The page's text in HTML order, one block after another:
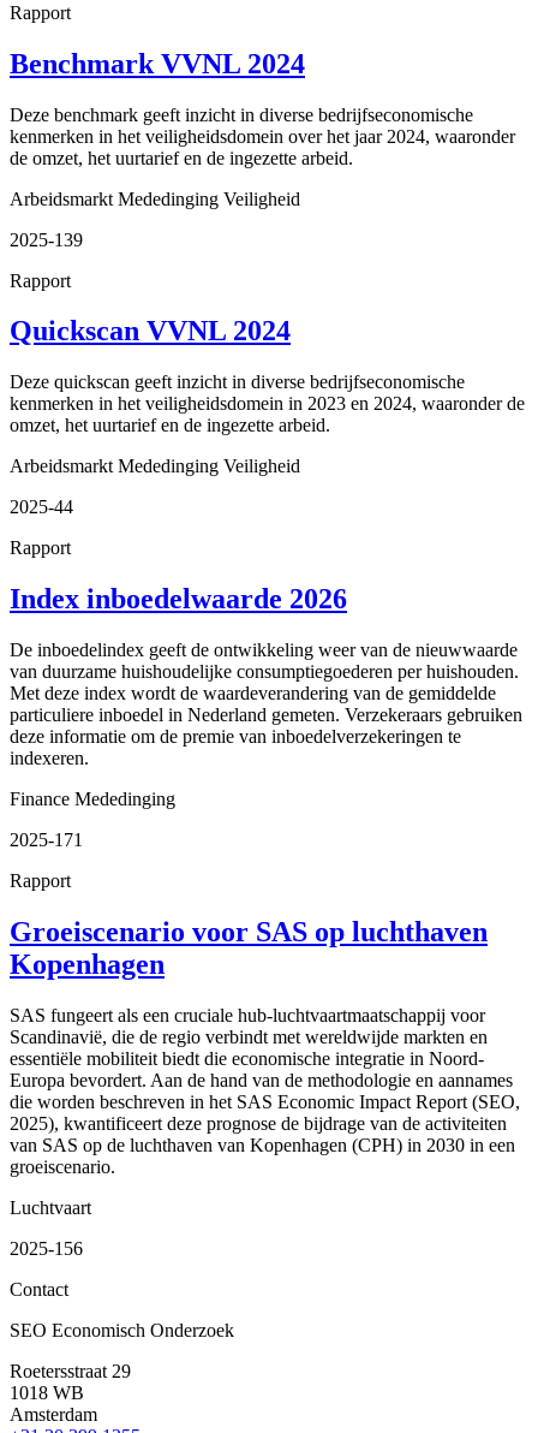
Rapport
Benchmark VVNL 2024
Deze benchmark geeft inzicht in diverse bedrijfseconomische
kenmerken in het veiligheidsdomein over het jaar 2024, waaronder
de omzet, het uurtarief en de ingezette arbeid.
Arbeidsmarkt Mededinging Veiligheid
2025-139
Rapport
Quickscan VVNL 2024
Deze quickscan geeft inzicht in diverse bedrijfseconomische
kenmerken in het veiligheidsdomein in 2023 en 2024, waaronder de
omzet, het uurtarief en de ingezette arbeid.
Arbeidsmarkt Mededinging Veiligheid
2025-44
Rapport
Index inboedelwaarde 2026
De inboedelindex geeft de ontwikkeling weer van de nieuwwaarde
van duurzame huishoudelijke consumptiegoederen per huishouden.
Met deze index wordt de waardeverandering van de gemiddelde
particuliere inboedel in Nederland gemeten. Verzekeraars gebruiken
deze informatie om de premie van inboedelverzekeringen te
indexeren.
Finance Mededinging
2025-171
Rapport
Groeiscenario voor SAS op luchthaven
Kopenhagen
SAS fungeert als een cruciale hub-luchtvaartmaatschappij voor
Scandinavië, die de regio verbindt met wereldwijde markten en
essentiële mobiliteit biedt die economische integratie in Noord-
Europa bevordert. Aan de hand van de methodologie en aannames
die worden beschreven in het SAS Economic Impact Report (SEO,
2025), kwantificeert deze prognose de bijdrage van de activiteiten
van SAS op de luchthaven van Kopenhagen (CPH) in 2030 in een
groeiscenario.
Luchtvaart
2025-156
Contact
SEO Economisch Onderzoek
Roetersstraat 29
1018 WB
Amsterdam